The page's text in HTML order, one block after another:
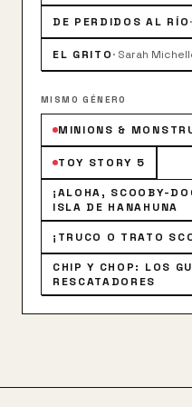
DE PERDIDOS AL RÍO·
EL GRITO· Sarah
MISMO GÉNERO
MINIONS &
TOY STORY 5
¡ALOHA, SCOOBY-
ISLA DE HANAHUNA
¡TRUCO O TRATO
CHIP Y CHOP: LOS
RESCATADORES